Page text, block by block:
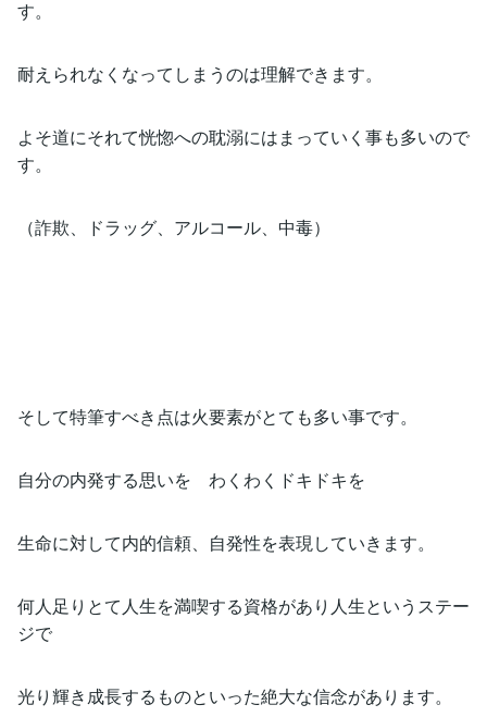
す。
耐えられなくなってしまうのは理解できます。
よそ道にそれて恍惚への耽溺にはまっていく事も多いので
す。
（詐欺、ドラッグ、アルコール、中毒）
そして特筆すべき点は火要素がとても多い事です。
自分の内発する思いを わくわくドキドキを
生命に対して内的信頼、自発性を表現していきます。
何人足りとて人生を満喫する資格があり人生というステー
ジで
光り輝き成長するものといった絶大な信念があります。